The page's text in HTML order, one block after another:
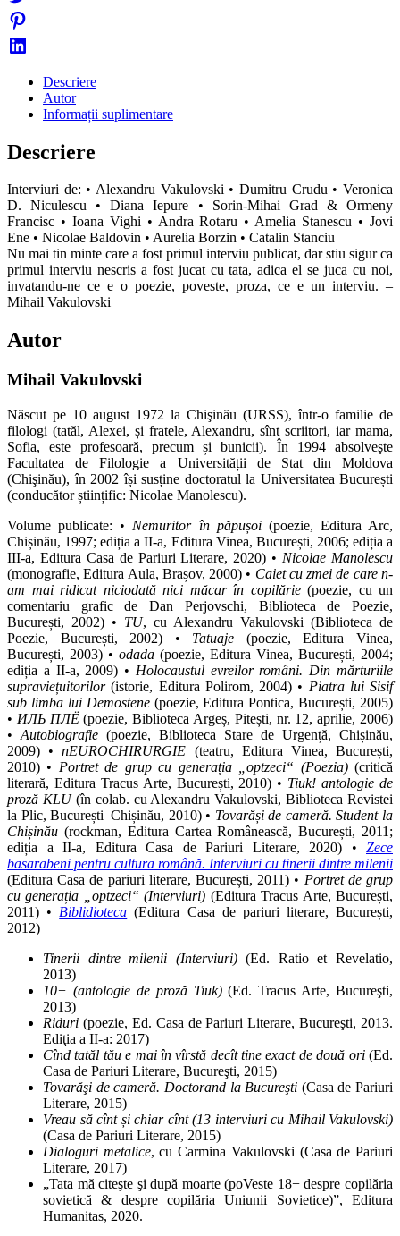
Descriere
Autor
Informații suplimentare
Descriere
Interviuri de: • Alexandru Vakulovski • Dumitru Crudu • Veronica
D. Niculescu • Diana Iepure • Sorin-Mihai Grad & Ormeny
Francisc • Ioana Vighi • Andra Rotaru • Amelia Stanescu • Jovi
Ene • Nicolae Baldovin • Aurelia Borzin • Catalin Stanciu
Nu mai tin minte care a fost primul interviu publicat, dar stiu sigur ca
primul interviu nescris a fost jucat cu tata, adica el se juca cu noi,
invatandu-ne ce e o poezie, poveste, proza, ce e un interviu. –
Mihail Vakulovski
Autor
Mihail Vakulovski
Născut pe 10 august 1972 la Chişinău (URSS), într-o familie de
filologi (tatăl, Alexei, și fratele, Alexandru, sînt scriitori, iar mama,
Sofia, este profesoară, precum și bunicii). În 1994 absolveşte
Facultatea de Filologie a Universității de Stat din Moldova
(Chişinău), în 2002 își susține doctoratul la Universitatea București
(conducător științific: Nicolae Manolescu).
Volume publicate: • Nemuritor în păpușoi(poezie, Editura Arc,
Chișinău, 1997; ediția a II-a, Editura Vinea, București, 2006; ediția a
III-a, Editura Casa de Pariuri Literare, 2020) • Nicolae Manolescu
(monografie, Editura Aula, Brașov, 2000) • Caiet cu zmei de care n-
am mai ridicat niciodată nici măcar în copilărie(poezie, cu un
comentariu grafic de Dan Perjovschi, Biblioteca de Poezie,
București, 2002) • TU, cu Alexandru Vakulovski (Biblioteca de
Poezie, București, 2002) • Tatuaje (poezie, Editura Vinea,
București, 2003) • odada (poezie, Editura Vinea, București, 2004;
ediția a II-a, 2009) • Holocaustul evreilor români. Din mărturiile
supraviețuitorilor(istorie, Editura Polirom, 2004) • Piatra lui Sisif
sub limba lui Demostene(poezie, Editura Pontica, București, 2005)
• ИЛЬ ПЛЁ(poezie, Biblioteca Argeș, Pitești, nr. 12, aprilie, 2006)
• Autobiografie (poezie, Biblioteca Stare de Urgență, Chișinău,
2009) •nEUROCHIRURGIE (teatru, Editura Vinea, București,
2010) • Portret de grup cu generația „optzeci“ (Poezia)(critică
literară, Editura Tracus Arte, București, 2010) • Tiuk! antologie de
proză KLU(în colab. cu Alexandru Vakulovski, Biblioteca Revistei
la Plic, București–Chișinău, 2010) • Tovarăși de cameră. Student la
Chișinău (rockman, Editura Cartea Românească, București, 2011;
ediția a II-a, Editura Casa de Pariuri Literare, 2020) • Zece
basarabeni pentru cultura română. Interviuri cu tinerii dintre milenii
(Editura Casa de pariuri literare, București, 2011) • Portret de grup
cu generația „optzeci“ (Interviuri) (Editura Tracus Arte, București,
2011) • Biblidioteca (Editura Casa de pariuri literare, București,
2012)
Tinerii dintre milenii (Interviuri)(Ed. Ratio et Revelatio,
2013)
10+ (antologie de proză Tiuk)(Ed. Tracus Arte, Bucureşti,
2013)
Riduri (poezie, Ed. Casa de Pariuri Literare, Bucureşti, 2013.
Ediţia a II-a: 2017)
Cînd tatăl tău e mai în vîrstă decît tine exact de două ori(Ed.
Casa de Pariuri Literare, Bucureşti, 2015)
Tovarăşi de cameră. Doctorand la Bucureşti (Casa de Pariuri
Literare, 2015)
Vreau să cînt și chiar cînt (13 interviuri cu Mihail Vakulovski)
(Casa de Pariuri Literare, 2015)
Dialoguri metalice, cu Carmina Vakulovski (Casa de Pariuri
Literare, 2017)
„Tata mă citeşte şi după moarte (poVeste 18+ despre copilăria
sovietică & despre copilăria Uniunii Sovietice)”, Editura
Humanitas, 2020.